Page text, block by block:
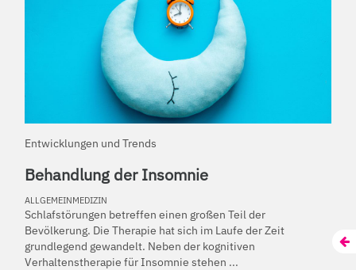
Entwicklungen und Trends
Behandlung der Insomnie
ALLGEMEINMEDIZIN
Schlafstörungen betreffen einen großen Teil der
Bevölkerung. Die Therapie hat sich im Laufe der Zeit
grundlegend gewandelt. Neben der kognitiven
Verhaltenstherapie für Insomnie stehen ...